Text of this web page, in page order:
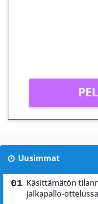
Uusimmat
Käsittämätön
jalkapallo-ottelussa